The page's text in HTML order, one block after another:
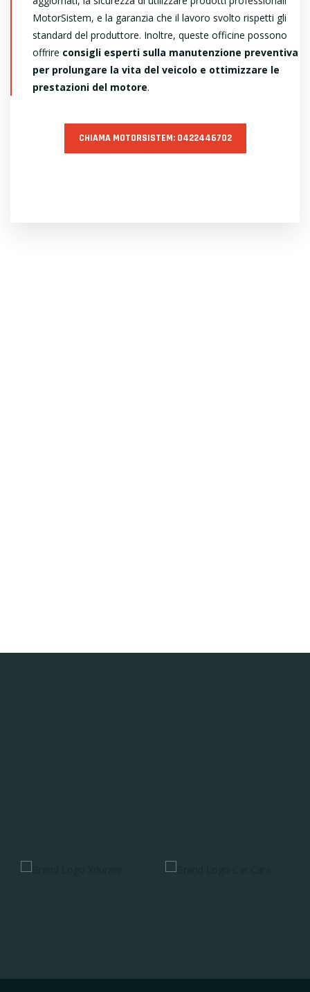
MotorSistem, e la garanzia che il lavoro svolto rispetti gli
standard del produttore. Inoltre, queste officine possono
offrire consigli esperti sulla manutenzione preventiva
per prolungare la vita del veicolo e ottimizzare le
prestazioni del motore.
CHIAMA MOTORSISTEM: 0422446702